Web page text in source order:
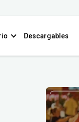
Descargables